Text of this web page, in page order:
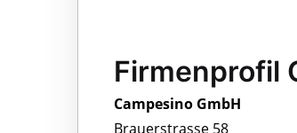
Firmenprofil
Campesino GmbH
Brauerstrasse 58